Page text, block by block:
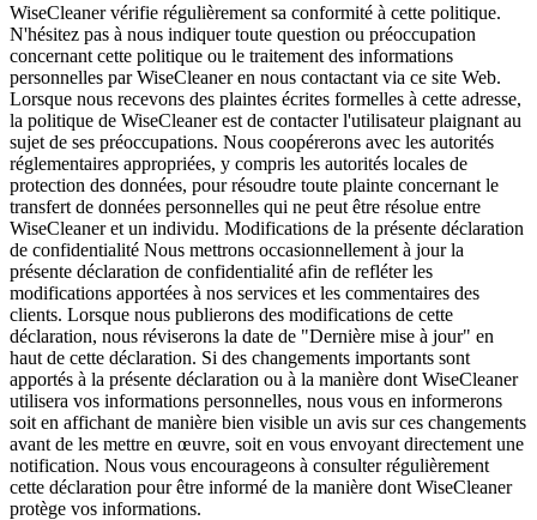
WiseCleaner vérifie régulièrement sa conformité à cette politique.
N'hésitez pas à nous indiquer toute question ou préoccupation
concernant cette politique ou le traitement des informations
personnelles par WiseCleaner en nous contactant via ce site Web.
Lorsque nous recevons des plaintes écrites formelles à cette adresse,
la politique de WiseCleaner est de contacter l'utilisateur plaignant au
sujet de ses préoccupations. Nous coopérerons avec les autorités
réglementaires appropriées, y compris les autorités locales de
protection des données, pour résoudre toute plainte concernant le
transfert de données personnelles qui ne peut être résolue entre
WiseCleaner et un individu. Modifications de la présente déclaration
de confidentialité Nous mettrons occasionnellement à jour la
présente déclaration de confidentialité afin de refléter les
modifications apportées à nos services et les commentaires des
clients. Lorsque nous publierons des modifications de cette
déclaration, nous réviserons la date de "Dernière mise à jour" en
haut de cette déclaration. Si des changements importants sont
apportés à la présente déclaration ou à la manière dont WiseCleaner
utilisera vos informations personnelles, nous vous en informerons
soit en affichant de manière bien visible un avis sur ces changements
avant de les mettre en œuvre, soit en vous envoyant directement une
notification. Nous vous encourageons à consulter régulièrement
cette déclaration pour être informé de la manière dont WiseCleaner
protège vos informations.